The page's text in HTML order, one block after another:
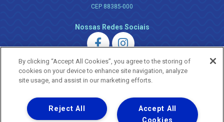
CEP 88385-000
Nossas Redes Sociais
Uma empresa
Copyright ® 2026 - Todos os Direitos Reservados.
By clicking “Accept All Cookies”, you agree to the storing of
cookies on your device to enhance site navigation, analyze
site usage, and assist in our marketing efforts.
Accept All
Cookies
Reject All